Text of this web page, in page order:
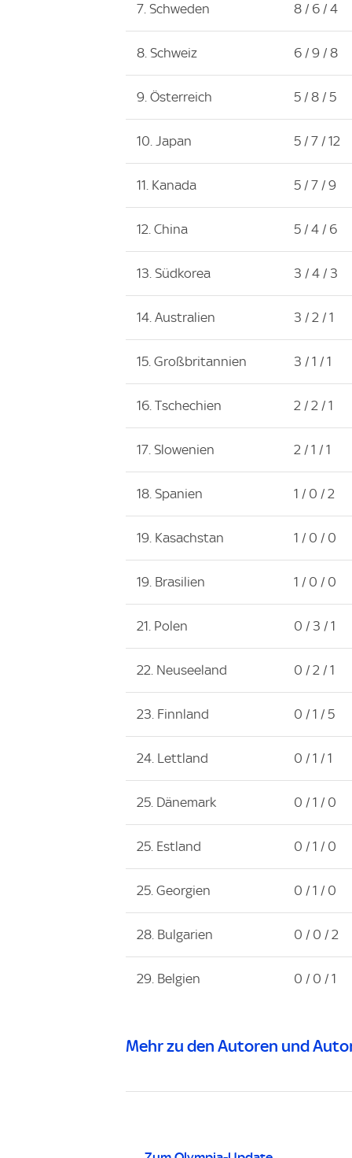
7. Schweden 8 / 6 / 4
8. Schweiz 6 / 9 / 8
9. Österreich 5 / 8 / 5
10. Japan 5 / 7 / 12
11. Kanada 5 / 7 / 9
12. China 5 / 4 / 6
13. Südkorea 3 / 4 / 3
14. Australien 3 / 2 / 1
15. Großbritannien 3 / 1 / 1
16. Tschechien 2 / 2 / 1
17. Slowenien 2 / 1 / 1
18. Spanien 1 / 0 / 2
19. Kasachstan 1 / 0 / 0
19. Brasilien 1 / 0 / 0
21. Polen 0 / 3 / 1
22. Neuseeland 0 / 2 / 1
23. Finnland 0 / 1 / 5
24. Lettland 0 / 1 / 1
25. Dänemark 0 / 1 / 0
25. Estland 0 / 1 / 0
25. Georgien 0 / 1 / 0
28. Bulgarien 0 / 0 / 2
29. Belgien 0 / 0 / 1
Mehr zu den Autoren und